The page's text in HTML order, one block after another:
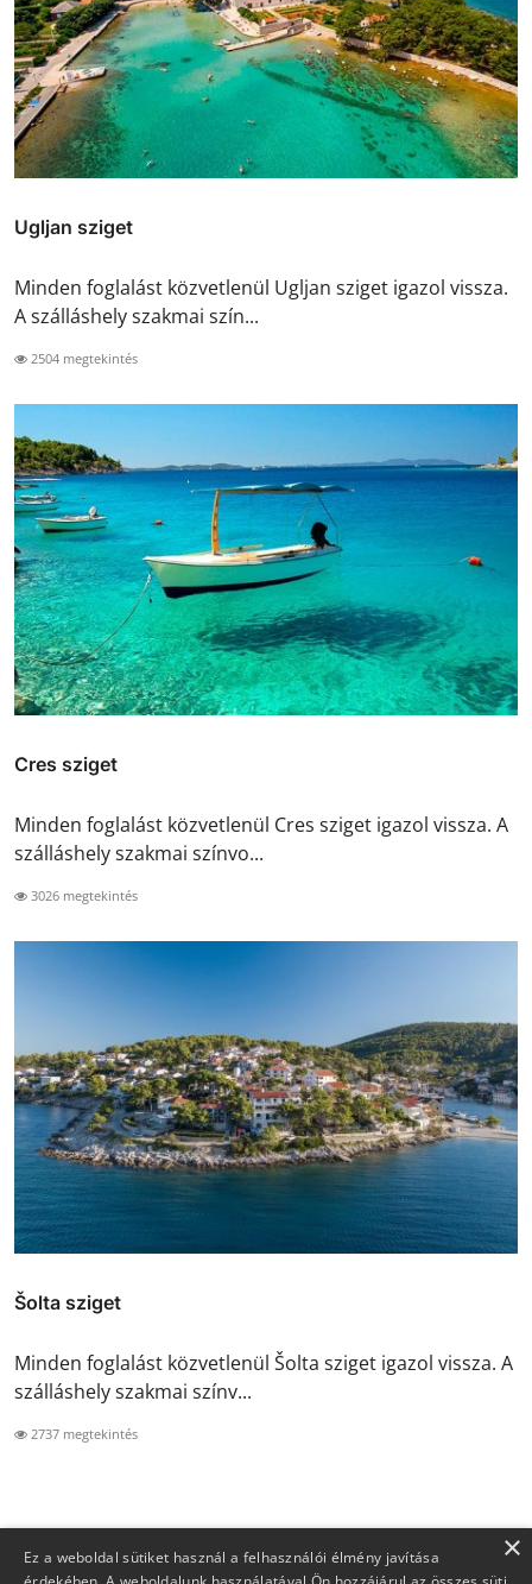
Ugljan sziget
Minden foglalást közvetlenül Ugljan sziget igazol vissza.
A szálláshely szakmai szín...
2504 megtekintés
Cres sziget
Minden foglalást közvetlenül Cres sziget igazol vissza. A
szálláshely szakmai színvo...
3026 megtekintés
Šolta sziget
Minden foglalást közvetlenül Šolta sziget igazol vissza. A
szálláshely szakmai színv...
2737 megtekintés
×
Ez a weboldal sütiket használ a felhasználói élmény javítása